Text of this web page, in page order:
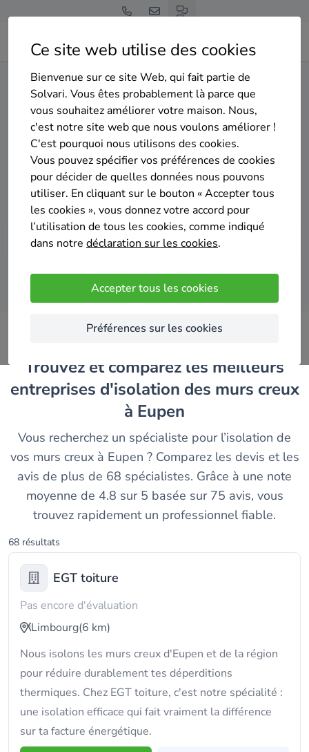
Ce site web utilise des cookies
Bienvenue sur ce site Web, qui fait partie de
Solvari. Vous êtes probablement là parce que
vous souhaitez améliorer votre maison. Nous,
c'est notre site web que nous voulons améliorer !
C'est pourquoi nous utilisons des cookies.
Vous pouvez spécifier vos préférences de cookies
pour décider de quelles données nous pouvons
utiliser. En cliquant sur le bouton « Accepter tous
les cookies », vous donnez votre accord pour
l’utilisation de tous les cookies, comme indiqué
dans notre déclaration sur les cookies.
Accepter tous les cookies
Préférences sur les cookies
Home Isolation des murs creux Liège Eupen
Gratuit et sans engagement
Top 20 des entreprises
d'isolation des murs creux à
Eupen
Comparer des devis
Trouvez et comparez les meilleurs
entreprises d'isolation des murs creux
à Eupen
Vous recherchez un spécialiste pour l’isolation de
vos murs creux à Eupen ? Comparez les devis et les
avis de plus de 68 spécialistes. Grâce à une note
moyenne de 4.8 sur 5 basée sur 75 avis, vous
trouvez rapidement un professionnel fiable.
68 résultats
EGT toiture
Pas encore d'évaluation
Limbourg(6 km)
Nous isolons les murs creux d'Eupen et de la région
pour réduire durablement tes déperditions
thermiques. Chez EGT toiture, c'est notre spécialité :
une isolation efficace qui fait vraiment la différence
sur ta facture énergétique.